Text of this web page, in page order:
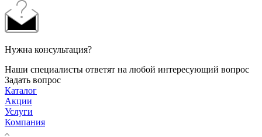
Нужна консультация?
Наши специалисты ответят на любой интересующий вопрос
Задать вопрос
Каталог
Акции
Услуги
Компания